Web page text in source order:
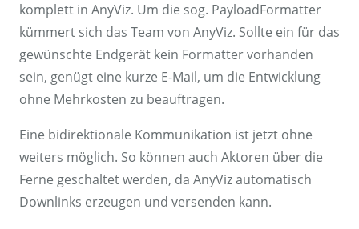
komplett in AnyViz. Um die sog. PayloadFormatter
kümmert sich das Team von AnyViz. Sollte ein für das
gewünschte Endgerät kein Formatter vorhanden
sein, genügt eine kurze E-Mail, um die Entwicklung
ohne Mehrkosten zu beauftragen.
Eine bidirektionale Kommunikation ist jetzt ohne
weiters möglich. So können auch Aktoren über die
Ferne geschaltet werden, da AnyViz automatisch
Downlinks erzeugen und versenden kann.